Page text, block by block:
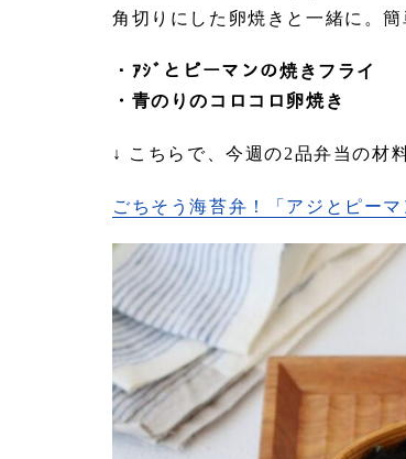
角切りにした卵焼きと一緒に。
・ｱｼﾞとピーマンの焼きフライ
・青のりのコロコロ卵焼き
↓ こちらで、今週の2品弁当の材
ごちそう海苔弁！「アジとピー